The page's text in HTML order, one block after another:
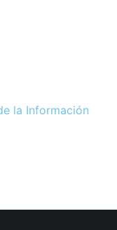
la Información